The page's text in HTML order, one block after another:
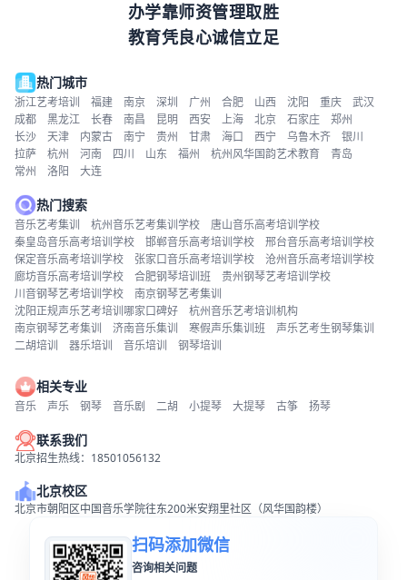
办学靠师资管理取胜
教育凭良心诚信立足
热门城市
浙江艺考培训 福建 南京 深圳 广州 合肥 山西 沈阳 重庆
武汉
成都
黑龙江 长春 南昌 昆明 西安 上海 北京 石家庄
郑州
长沙
天津 内蒙古 南宁 贵州 甘肃 海口 西宁 乌鲁木齐
银川
拉萨
杭州 河南 四川 山东 福州 杭州风华国韵艺术教育
青岛
常州
洛阳 大连
热门搜索
音乐艺考集训 杭州音乐艺考集训学校
唐山音乐高考培训学校
秦皇岛音乐高考培训学校
邯郸音乐高考培训学校
邢台音乐高考培训学校
保定音乐高考培训学校
张家口音乐高考培训学校
沧州音乐高考培训学校
廊坊音乐高考培训学校
合肥钢琴培训班
贵州钢琴艺考培训学校
川音钢琴艺考培训学校
南京钢琴艺考集训
沈阳正规声乐艺考培训哪家口碑好
杭州音乐艺考培训机构
南京钢琴艺考集训
济南音乐集训 寒假声乐集训班
声乐艺考生钢琴集训
二胡培训
器乐培训 音乐培训 钢琴培训
相关专业
音乐 声乐 钢琴 音乐剧 二胡 小提琴 大提琴 古筝 扬琴
联系我们
北京招生热线：18501056132
北京校区
北京市朝阳区中国音乐学院往东200米安翔里社区（风华国韵楼）
扫码添加微信
咨询相关问题